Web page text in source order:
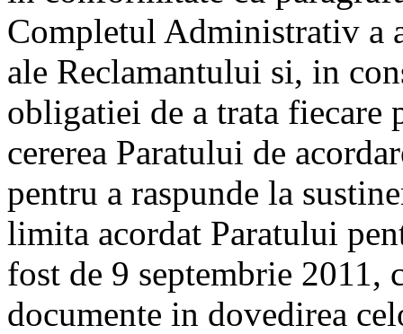
Completul Administrativ a
ale Reclamantului si, in
obligatiei de a trata fiecare
cererea Paratului de
pentru a raspunde la
limita acordat Paratului
fost de 9 septembrie 2011,
documente in dovedirea